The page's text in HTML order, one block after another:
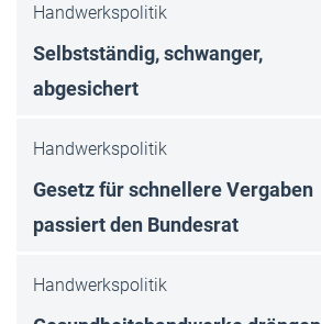
Handwerkspolitik
Selbstständig, schwanger,
abgesichert
Handwerkspolitik
Gesetz für schnellere Vergaben
passiert den Bundesrat
Handwerkspolitik